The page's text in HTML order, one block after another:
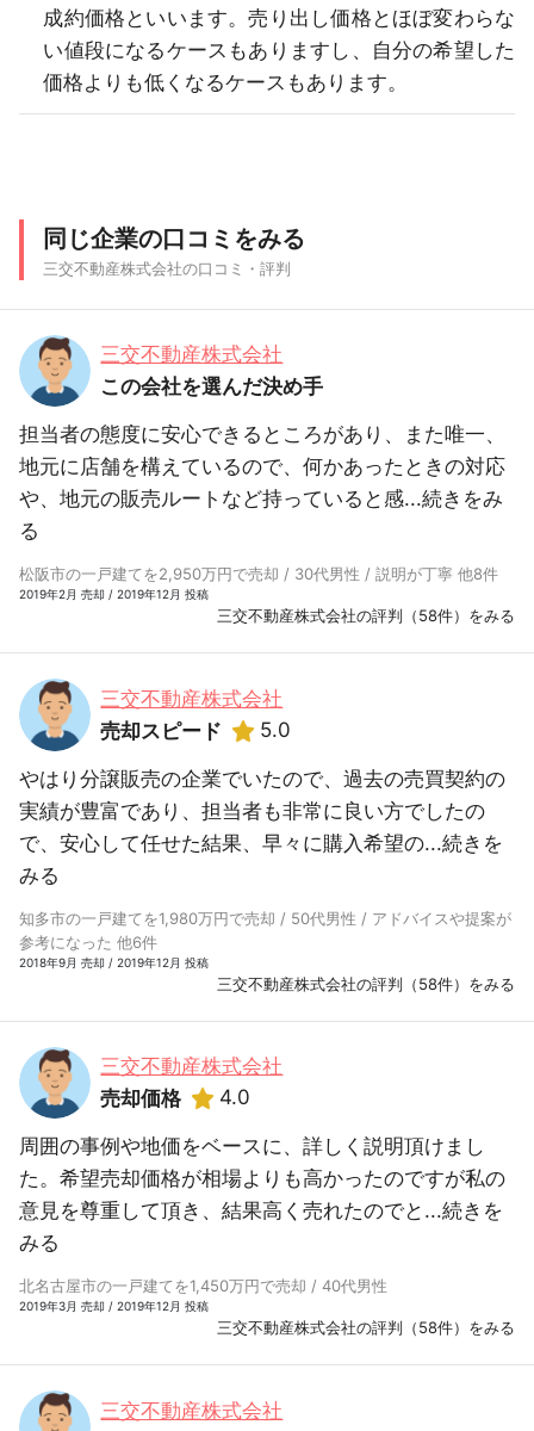
成約価格といいます。売り出し価格とほぼ変わらな
い値段になるケースもありますし、自分の希望した
価格よりも低くなるケースもあります。
同じ企業の口コミをみる
三交不動産株式会社の口コミ・評判
三交不動産株式会社
この会社を選んだ決め手
担当者の態度に安心できるところがあり、また唯一、
地元に店舗を構えているので、何かあったときの対応
や、地元の販売ルートなど持っていると感...続きをみ
る
松阪市の一戸建てを2,950万円で売却 / 30代男性 / 説明が丁寧 他8件
2019年2月 売却 / 2019年12月 投稿
三交不動産株式会社の評判（58件）をみる
三交不動産株式会社
売却スピード
5.0
やはり分譲販売の企業でいたので、過去の売買契約の
実績が豊富であり、担当者も非常に良い方でしたの
で、安心して任せた結果、早々に購入希望の...続きを
みる
知多市の一戸建てを1,980万円で売却 / 50代男性 / アドバイスや提案が
参考になった 他6件
2018年9月 売却 / 2019年12月 投稿
三交不動産株式会社の評判（58件）をみる
三交不動産株式会社
売却価格
4.0
周囲の事例や地価をベースに、詳しく説明頂けまし
た。希望売却価格が相場よりも高かったのですが私の
意見を尊重して頂き、結果高く売れたのでと...続きを
みる
北名古屋市の一戸建てを1,450万円で売却 / 40代男性
2019年3月 売却 / 2019年12月 投稿
三交不動産株式会社の評判（58件）をみる
三交不動産株式会社